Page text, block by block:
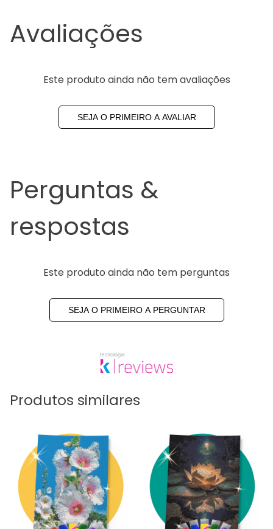
Avaliações
Este produto ainda não tem avaliações
SEJA O PRIMEIRO A AVALIAR
Perguntas &
respostas
Este produto ainda não tem perguntas
SEJA O PRIMEIRO A PERGUNTAR
Produtos similares